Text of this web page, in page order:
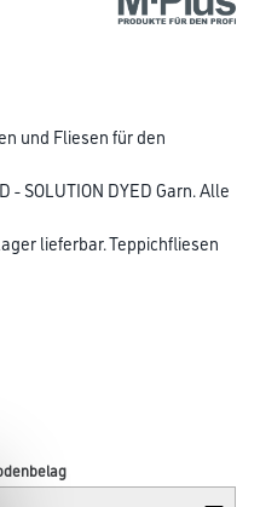
und Fliesen für den
SOLUTION DYED Garn. Alle
lieferbar. Teppichfliesen